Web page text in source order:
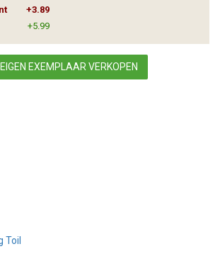
+3.89
+5.99
EIGEN EXEMPLAAR VERKOPEN
Toil